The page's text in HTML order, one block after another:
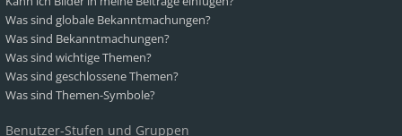
Was sind globale Bekanntmachungen?
Was sind Bekanntmachungen?
Was sind wichtige Themen?
Was sind geschlossene Themen?
Was sind Themen-Symbole?
Benutzer-Stufen und Gruppen